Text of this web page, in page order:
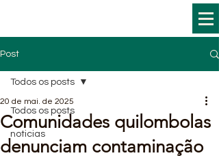
Post
Todos os posts
noticias
Todos os posts
Comunidades quilombolas
denunciam contaminação
20 de mai. de 2025